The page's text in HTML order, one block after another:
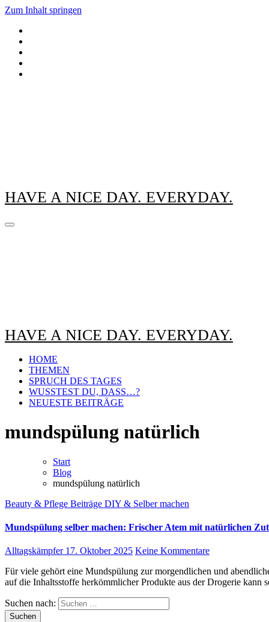
Zum Inhalt springen
HAVE A NICE DAY. EVERYDAY.
HAVE A NICE DAY. EVERYDAY.
HOME
THEMEN
SPRUCH DES TAGES
WUSSTEST DU, DASS…?
NEUESTE BEITRÄGE
mundspülung natürlich
Start
Blog
mundspülung natürlich
Beauty & Pflege Beiträge DIY & Selber machen
Mundspülung selber machen: Frischer Atem mit natürlichen
Alltagskämpfer 17. Oktober 2025 Keine Kommentare
Für viele gehört eine Mundspülung zur morgendlichen und abendlichen Routine wie das Zähneputzen selbst. Doch ein Blick
auf die Inhaltsstoffe herkömmlicher Produkte aus der Drogerie
Suchen nach: